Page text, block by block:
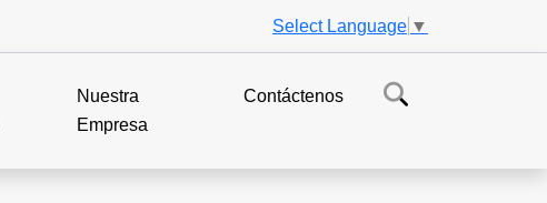
Select Language ▼
Nuestra
Empresa
Contáctenos